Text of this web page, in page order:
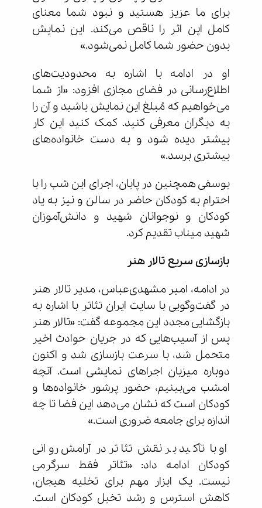
برای ما عزیز هستید و نبود شما معنای
کامل این اثر را ناقص می‌کند. این نمایش
بدون حضور شما کامل نمی‌شود.»
او در ادامه با اشاره به محدودیت‌های
اطلاع‌رسانی در فضای مجازی افزود: «از شما
می‌خواهیم که مُبلغ این نمایش باشید و آن را
به دیگران معرفی کنید. کمک کنید این کار
بیشتر دیده شود و به دست خانواده‌های
بیشتری برسد.»
یوسفی همچنین در پایان، اجرای این شب را با
احترام به کودکان حاضر در سالن و نیز به یاد
کودکان و نوجوانان شهید و دانش‌آموزان
شهید میناب تقدیم کرد.
بازسازی سریع تالار هنر
در ادامه، امیر مشهدی‌عباس، مدیر تالار هنر
در گفت‌وگویی با سایت ایران تئاتر با اشاره به
بازگشایی مجدد این مجموعه گفت: «تالار هنر
پس از آسیب‌هایی که در جریان حوادث اخیر
متحمل شد، با سرعت بازسازی شد و اکنون
دوباره میزبان اجراهای نمایشی است. آنچه
امشب می‌بینیم، حضور پرشور خانواده‌ها و
کودکان است که نشان می‌دهد این فضا تا چه
اندازه برای جامعه ضروری است.»
او با تأکید بر نقش تئاتر در آرامش روانی
کودکان ادامه داد: «تئاتر فقط سرگرمی
نیست. یک ابزار مهم برای تخلیه هیجان،
کاهش استرس و رشد تخیل کودکان است.